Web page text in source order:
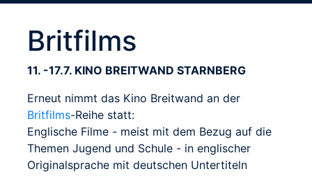
Britfilms
11. -17.7. KINO BREITWAND STARNBERG
Erneut nimmt das Kino Breitwand an der
Britfilms-Reihe statt:
Englische Filme - meist mit dem Bezug auf die
Themen Jugend und Schule - in englischer
Originalsprache mit deutschen Untertiteln